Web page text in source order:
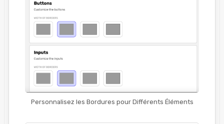
Personnalisez les Bordures pour Différents Éléments